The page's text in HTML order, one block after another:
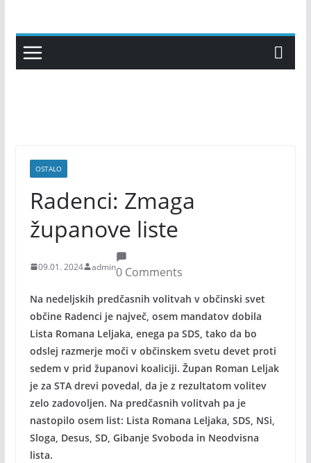
content
OSTALO
Radenci: Zmaga
županove liste
09.01. 2024 admin0 Comments
Na nedeljskih predčasnih volitvah v občinski svet
občine Radenci je največ, osem mandatov dobila
Lista Romana Leljaka, enega pa SDS, tako da bo
odslej razmerje moči v občinskem svetu devet proti
sedem v prid županovi koaliciji. Župan Roman Leljak
je za STA drevi povedal, da je z rezultatom volitev
zelo zadovoljen. Na predčasnih volitvah pa je
nastopilo osem list: Lista Romana Leljaka, SDS, NSi,
Sloga, Desus, SD, Gibanje Svoboda in Neodvisna
lista.